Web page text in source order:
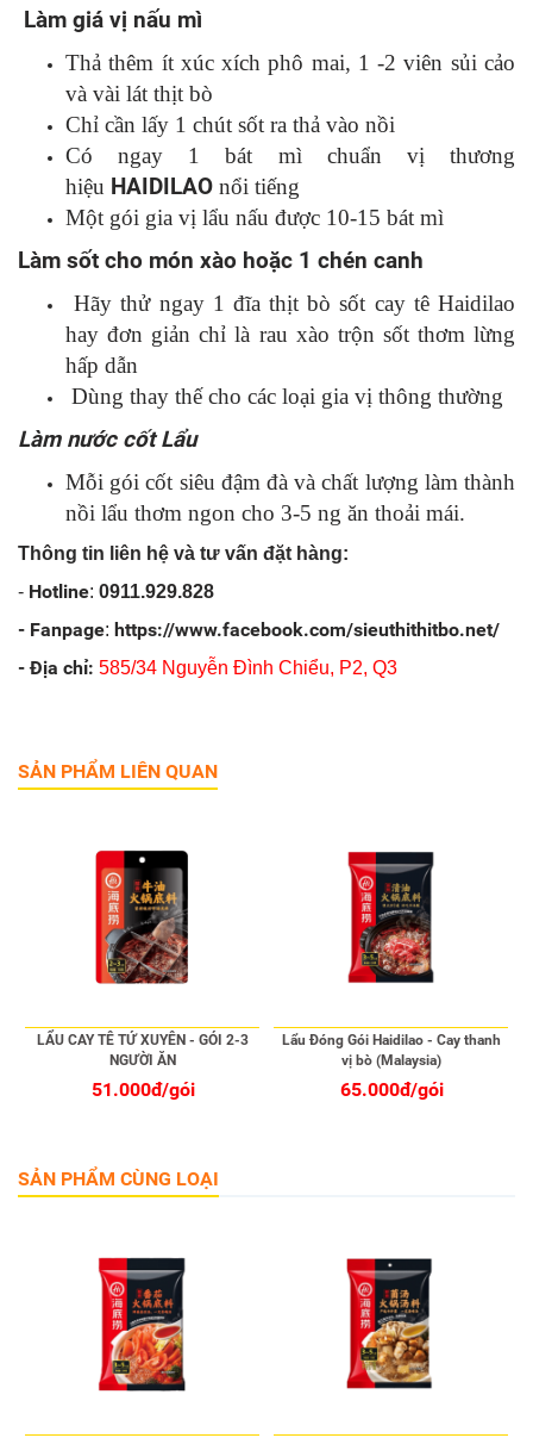
Làm giá vị nấu mì
Thả thêm ít xúc xích phô mai, 1 -2 viên sủi cảo
và vài lát thịt bò
Chỉ cần lấy 1 chút sốt ra thả vào nồi
Có ngay 1 bát mì chuẩn vị thương
hiệu HAIDILAO nổi tiếng
Một gói gia vị lẩu nấu được 10-15 bát mì
Làm sốt cho món xào hoặc 1 chén canh
Hãy thử ngay 1 đĩa thịt bò sốt cay tê Haidilao
hay đơn giản chỉ là rau xào trộn sốt thơm lừng
hấp dẫn
Dùng thay thế cho các loại gia vị thông thường
Làm nước cốt Lẩu
Mỗi gói cốt siêu đậm đà và chất lượng làm thành
nồi lẩu thơm ngon cho 3-5 ng ăn thoải mái.
Thông tin liên hệ và tư vấn đặt hàng:
- Hotline: 0911.929.828
- Fanpage: https://www.facebook.com/sieuthithitbo.net/
- Địa chỉ: 585/34 Nguyễn Đình Chiểu, P2, Q3
SẢN PHẨM LIÊN QUAN
LẨU CAY TÊ TỨ XUYÊN - GÓI 2-3
NGƯỜI ĂN
51.000đ/gói
Lẩu Đóng Gói Haidilao - Cay thanh
vị bò (Malaysia)
65.000đ/gói
SẢN PHẨM CÙNG LOẠI